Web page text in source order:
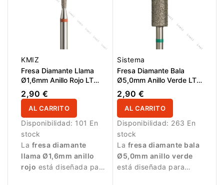
KMIZ
Fresa Diamante Llama
Ø1,6mm Anillo Rojo LT
8,0mm
2,90 €
AL CARRITO
Disponibilidad: 101 En
stock
La fresa diamante
llama Ø1,6mm anillo
rojo está diseñada para
Sistema
Fresa Diamante Bala
Ø5,0mm Anillo Verde LT
15,0mm
2,90 €
AL CARRITO
Disponibilidad: 263 En
stock
La fresa diamante bala
Ø5,0mm anillo verde
está diseñada para